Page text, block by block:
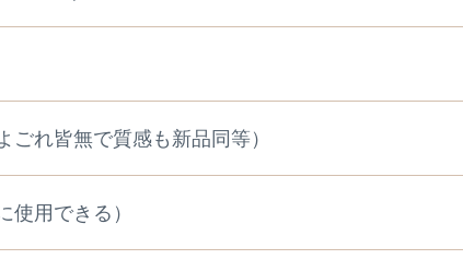
ごれ皆無で質感も新品同等）
使用できる）